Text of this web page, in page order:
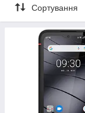
Сортування